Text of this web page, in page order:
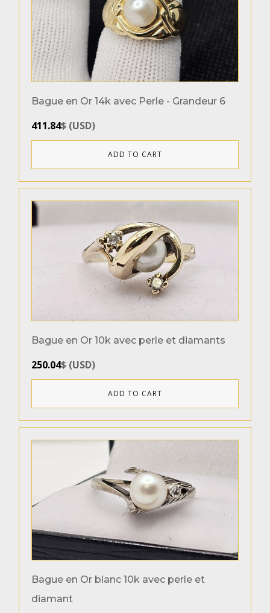
Métaux
Or 10k
(7)
Or 14k
(2)
Or 18k (1)
Couleurs de l`or
(7)
Or Rose(1)
Bague en Or 14k avec Perle - Grandeur 6
411.84$ (USD)
ADD TO CART
Bague en Or 10k avec perle et diamants
250.04$ (USD)
ADD TO CART
Bague en Or blanc 10k avec perle et
diamant